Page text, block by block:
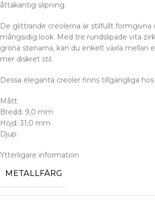
åttakantig slipning.
De glittrande creolerna är stilfullt formgivna
mångsidig look. Med tre rundslipade vita
gröna stenarna, kan du enkelt växla mellan
mer diskret stil.
Dessa eleganta creoler finns tillgängliga
Mått:
Bredd: 9,0 mm
Höjd: 31,0 mm
Djup:
Ytterligare information
METALLFÄRG